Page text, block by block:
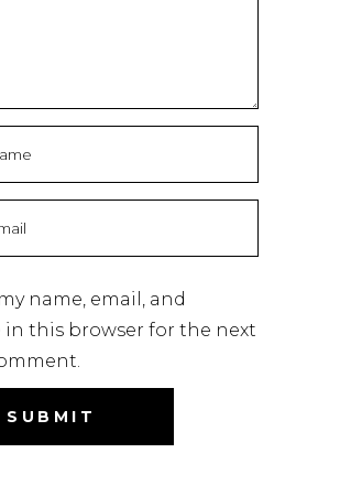
name, email, and
in this browser for the next